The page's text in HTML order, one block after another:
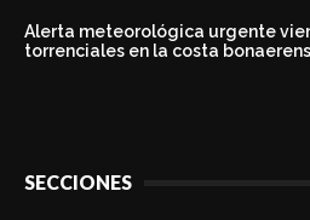
Alerta meteorológica urgente
torrenciales en la costa
SECCIONES